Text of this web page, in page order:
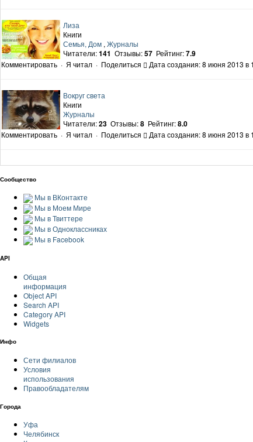
Лиза
Книги
Семья, Дом , Журналы
Читатели:141 Отзывы:57 Рейтинг:7.9
Комментировать · Я читал · Поделиться Дата создания: 8 июня 2013 в
Вокруг света
Книги
Журналы
Читатели:23 Отзывы:8 Рейтинг:8.0
Комментировать · Я читал · Поделиться Дата создания: 8 июня 2013 в
Сообщество
Мы в ВКонтакте
Мы в Моем Мире
Мы в Твиттере
Мы в Одноклассниках
Мы в Facebook
API
Общая
информация
Object API
Search API
Category API
Widgets
Инфо
Сети филиалов
Условия
использования
Правообладателям
Города
Уфа
Челябинск